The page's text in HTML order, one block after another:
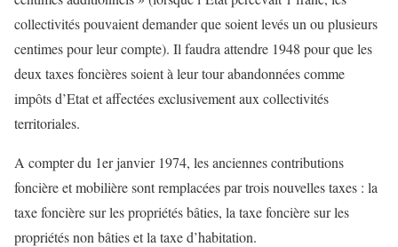
collectivités pouvaient demander que soient levés un ou plusieurs
centimes pour leur compte). Il faudra attendre 1948 pour que les
deux taxes foncières soient à leur tour abandonnées comme
impôts d’Etat et affectées exclusivement aux collectivités
territoriales.
A compter du 1er janvier 1974, les anciennes contributions
foncière et mobilière sont remplacées par trois nouvelles taxes : la
taxe foncière sur les propriétés bâties, la taxe foncière sur les
propriétés non bâties et la taxe d’habitation.